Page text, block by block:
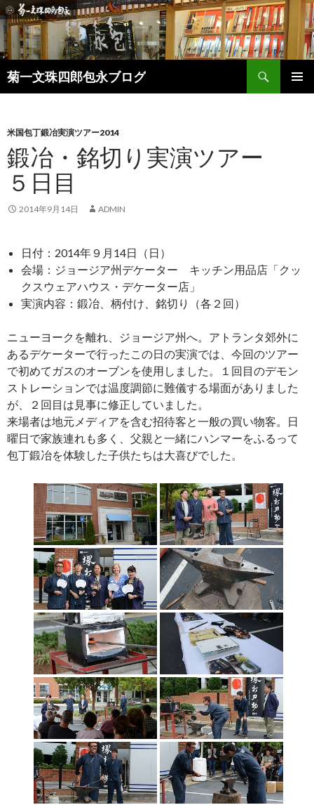
菊一文珠四郎包永ブログ
検
索
ン
ツ
へ
ス
キ
ッ
米国包丁鍛冶実演ツアー2014
鍛冶・銘切り実演ツアー
５日目
2014年9月14日 ADMIN
日付：2014年９月14日（日）
会場：ジョージア州デケーター キッチン用品店「クッ
クスウェアハウス・デケーター店」
実演内容：鍛冶、柄付け、銘切り（各２回）
ニューヨークを離れ、ジョージア州へ。アトランタ郊外に
あるデケーターで行ったこの日の実演では、今回のツアー
で初めてガスのオーブンを使用しました。１回目のデモン
ストレーションでは温度調節に難儀する場面がありました
が、２回目は見事に修正していました。
来場者は地元メディアを含む招待客と一般の買い物客。日
曜日で家族連れも多く、父親と一緒にハンマーをふるって
包丁鍛冶を体験した子供たちは大喜びでした。